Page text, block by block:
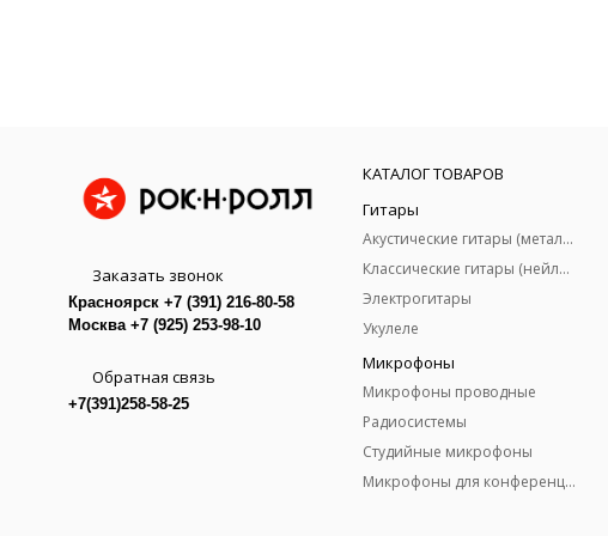
Заказать звонок
Красноярск +7 (391) 216-80-58
Москва +7 (925) 253-98-10
Обратная связь
+7(391)258-58-25
КАТАЛОГ ТОВАРОВ
Гитары
Акустические гитары (металлические струны)
Классические гитары (нейлоновые струны)
Электрогитары
Укулеле
Микрофоны
Микрофоны проводные
Радиосистемы
Студийные микрофоны
Микрофоны для конференций